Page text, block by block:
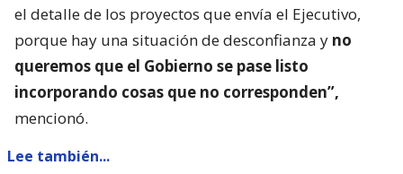
el detalle de los proyectos que envía el Ejecutivo,
porque hay una situación de desconfianza y no
queremos que el Gobierno se pase listo
incorporando cosas que no corresponden”,
mencionó.
Lee también...